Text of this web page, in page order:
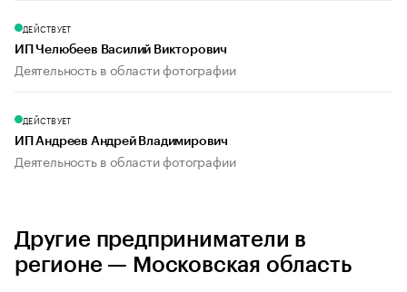
ДЕЙСТВУЕТ
ИП Челюбеев Василий Викторович
Деятельность в области фотографии
ДЕЙСТВУЕТ
ИП Андреев Андрей Владимирович
Деятельность в области фотографии
Другие предприниматели в
регионе — Московская область